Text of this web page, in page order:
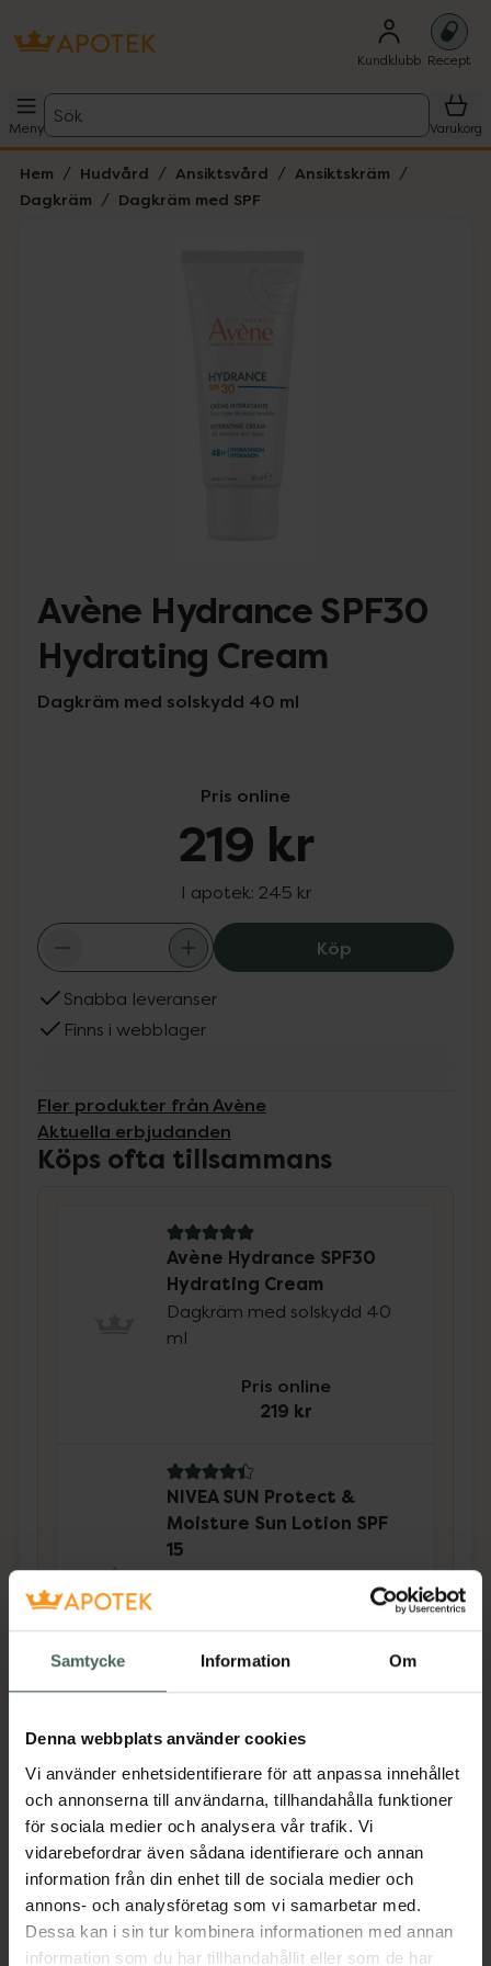
Samtycke Information Om
Denna webbplats använder cookies
Vi använder enhetsidentifierare för att anpassa innehållet
och annonserna till användarna, tillhandahålla funktioner
för sociala medier och analysera vår trafik. Vi
vidarebefordrar även sådana identifierare och annan
information från din enhet till de sociala medier och
annons- och analysföretag som vi samarbetar med.
Dessa kan i sin tur kombinera informationen med annan
information som du har tillhandahållit eller som de har
Kundklubb Recept
Meny
Sök
Varukorg
Hem Hudvård Ansiktsvård
Ansiktskräm
Dagkräm
Dagkräm med SPF
Avène Hydrance SPF30
Hydrating Cream
Dagkräm med solskydd 40 ml
Pris online
219 kr
I apotek: 245 kr
KöpAvène
Snabba leveranser
Finns i webblager
Fler produkter från Avène
Aktuella erbjudanden
Köps ofta tillsammans
5 av 5 i omdöme
Avène Hydrance SPF30
Hydrating Cream
Dagkräm med solskydd 40
ml
Pris online
219 kr
4.4 av 5 i omdöme
NIVEA SUN Protect &
Moisture Sun Lotion SPF
15
Solskydd 200 ml
Kampanjpris online
80,50 kr
Beskrivning Dölj
Ansiktskräm med SPF30. För alla hudtyper,
även för känslig hud. Återfuktar huden i 48